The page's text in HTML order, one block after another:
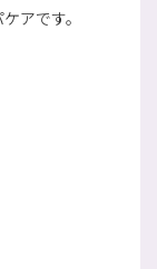
アです。